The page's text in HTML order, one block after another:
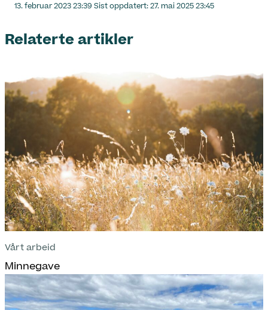
Lagt
13. februar 2023 23:39 Sist oppdatert:27. mai 2025 23:45
Relaterte artikler
Vårt arbeid
Minnegave